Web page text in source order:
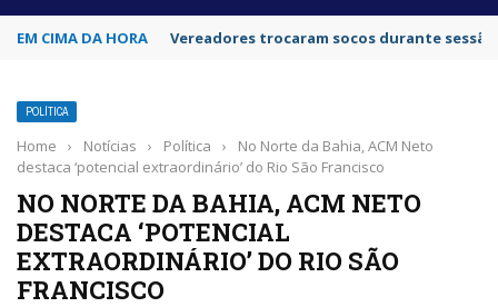
EM CIMA DA HORA Ex-prefeito de cidade da Bahia terá que
POLÍTICA
Home › Notícias › Política ›
No Norte da Bahia, ACM Neto
destaca ‘potencial extraordinário’ do Rio São Francisco
NO NORTE DA BAHIA, ACM NETO
DESTACA ‘POTENCIAL
EXTRAORDINÁRIO’ DO RIO SÃO
FRANCISCO